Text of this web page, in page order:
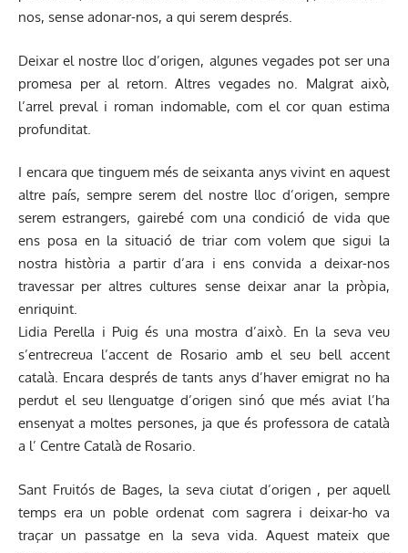
nos, sense adonar-nos, a qui serem després.
Deixar el nostre lloc d’origen, algunes vegades pot ser una
promesa per al retorn. Altres vegades no. Malgrat això,
l’arrel preval i roman indomable, com el cor quan estima
profunditat.
I encara que tinguem més de seixanta anys vivint en aquest
altre país, sempre serem del nostre lloc d’origen, sempre
serem estrangers, gairebé com una condició de vida que
ens posa en la situació de triar com volem que sigui la
nostra història a partir d’ara i ens convida a deixar-nos
travessar per altres cultures sense deixar anar la pròpia,
enriquint.
Lidia Perella i Puig és una mostra d’això. En la seva veu
s’entrecreua l’accent de Rosario amb el seu bell accent
català. Encara després de tants anys d’haver emigrat no ha
perdut el seu llenguatge d’origen sinó que més aviat l’ha
ensenyat a moltes persones, ja que és professora de català
a l’ Centre Català de Rosario.
Sant Fruitós de Bages, la seva ciutat d’origen , per aquell
temps era un poble ordenat com sagrera i deixar-ho va
traçar un passatge en la seva vida. Aquest mateix que